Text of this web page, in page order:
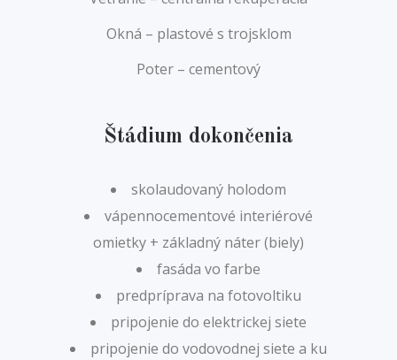
Okná – plastové s trojsklom
Poter – cementový
Štádium dokončenia
skolaudovaný holodom
vápennocementové interiérové
omietky + základný náter (biely)
fasáda vo farbe
predpríprava na fotovoltiku
pripojenie do elektrickej siete
pripojenie do vodovodnej siete a ku